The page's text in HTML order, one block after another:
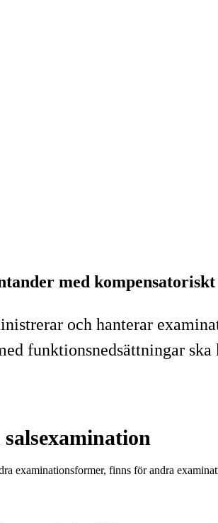
med kompensatoriskt
och hanterar
funktionsnedsättningar
examinationsformer, finns för andra